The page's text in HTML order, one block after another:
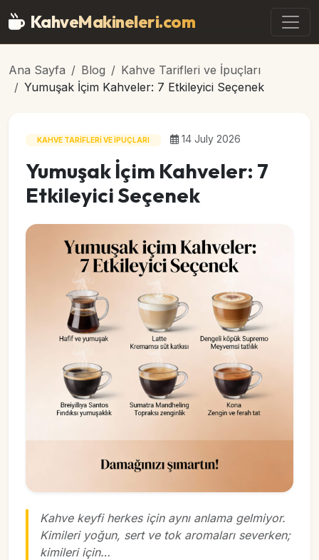
KahveMakineleri.com
Ana Sayfa Blog
Kahve Tarifleri ve İpuçları
Yumuşak İçim Kahveler: 7 Etkileyici Seçenek
KAHVE TARIFLERI VE İPUÇLARI 14 July 2026
Yumuşak İçim Kahveler: 7
Etkileyici Seçenek
Kahve keyfi herkes için aynı anlama gelmiyor.
Kimileri yoğun, sert ve tok aromaları severken;
kimileri için…